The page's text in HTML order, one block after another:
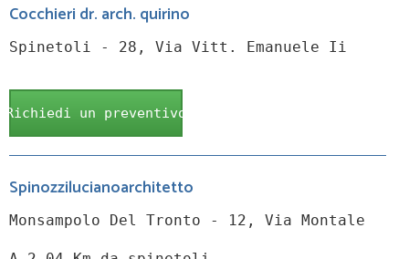
Cocchieri dr. arch. quirino
Spinetoli - 28, Via Vitt. Emanuele Ii
Richiedi un preventivo
Spinozzilucianoarchitetto
Monsampolo Del Tronto - 12, Via Montale